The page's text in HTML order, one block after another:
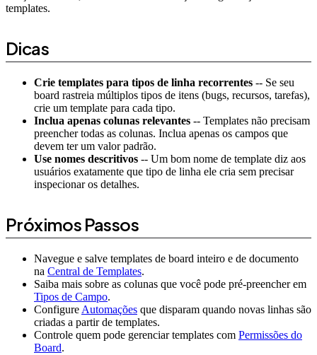
templates.
Dicas
Crie templates para tipos de linha recorrentes -- Se seu
board rastreia múltiplos tipos de itens (bugs, recursos, tarefas),
crie um template para cada tipo.
Inclua apenas colunas relevantes -- Templates não precisam
preencher todas as colunas. Inclua apenas os campos que
devem ter um valor padrão.
Use nomes descritivos -- Um bom nome de template diz aos
usuários exatamente que tipo de linha ele cria sem precisar
inspecionar os detalhes.
Próximos Passos
Navegue e salve templates de board inteiro e de documento
na Central de Templates.
Saiba mais sobre as colunas que você pode pré-preencher em
Tipos de Campo.
Configure Automações que disparam quando novas linhas são
criadas a partir de templates.
Controle quem pode gerenciar templates com Permissões do
Board.